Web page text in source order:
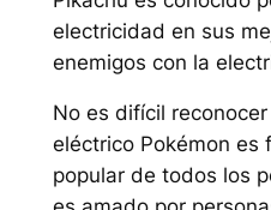
electricidad en sus
enemigos con la
No es difícil
eléctrico Pokémon es
popular de todos los